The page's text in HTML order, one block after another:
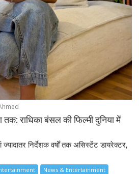
तक: राधिका बंसल की फिल्मी दुनिया में
निर्देशक वर्षों तक असिस्टेंट डायरेक्टर,
News & Entertainment